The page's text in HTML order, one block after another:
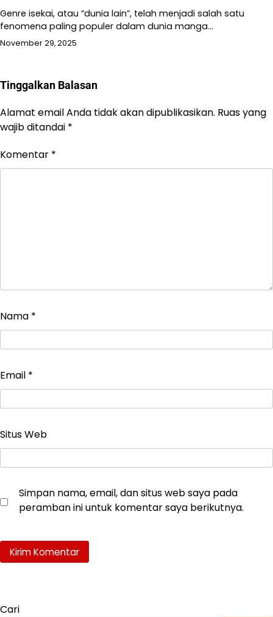
Genre isekai, atau “dunia lain”, telah menjadi salah satu
fenomena paling populer dalam dunia manga…
November 29, 2025
Tinggalkan Balasan
Alamat email Anda tidak akan dipublikasikan. Ruas yang
wajib ditandai *
Komentar *
Nama *
Email *
Situs Web
Simpan nama, email, dan situs web saya pada
peramban ini untuk komentar saya berikutnya.
Cari